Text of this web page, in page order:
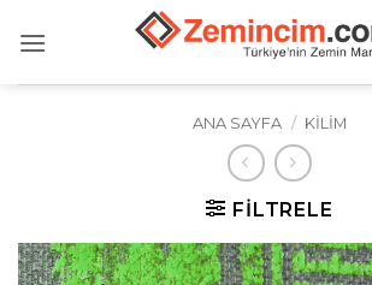
atla
ANA SAYFA / KILIM
FILTRELE